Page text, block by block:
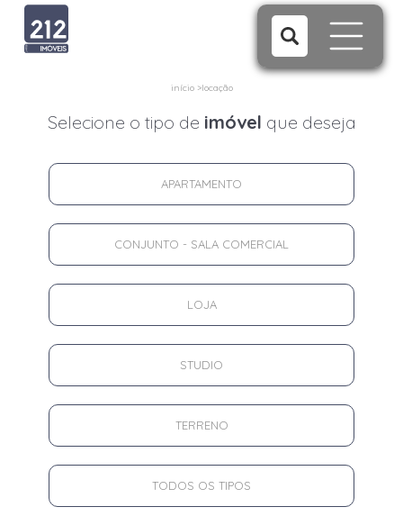
início>locação
Selecione o tipo de imóvel que deseja
APARTAMENTO
CONJUNTO - SALA COMERCIAL
LOJA
STUDIO
TERRENO
TODOS OS TIPOS